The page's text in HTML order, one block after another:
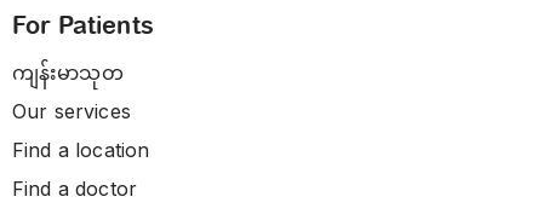
For Patients
ကျန်းမာသုတ
Our services
Find a location
Find a doctor